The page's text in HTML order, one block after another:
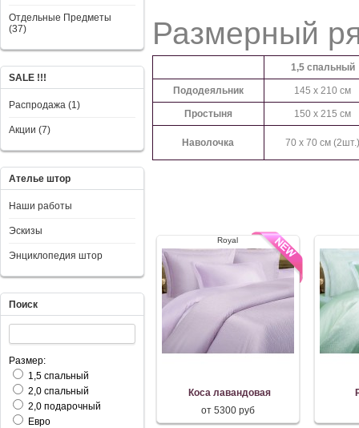
Отдельные Предметы
(37)
SALE !!!
Распродажа (1)
Акции (7)
Ателье штор
Наши работы
Эскизы
Энциклопедия штор
Поиск
Размер:
1,5 спальный
2,0 спальный
2,0 подарочный
Евро
Размерный
1,5 спальный
Пододеяльник 145 x 210 см
Простыня 150 x 215 см
Наволочка 70 x 70 см
Royal
Коса лавандовая
от 5300 руб